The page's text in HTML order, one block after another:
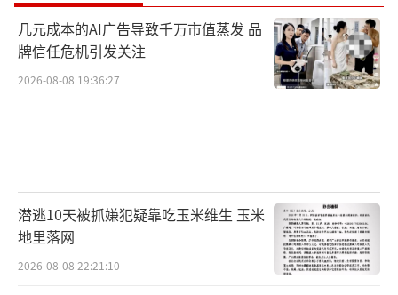
几元成本的AI广告导致千万市值蒸发 品
牌信任危机引发关注
2026-08-08 19:36:27
潜逃10天被抓嫌犯疑靠吃玉米维生 玉米
地里落网
2026-08-08 22:21:10